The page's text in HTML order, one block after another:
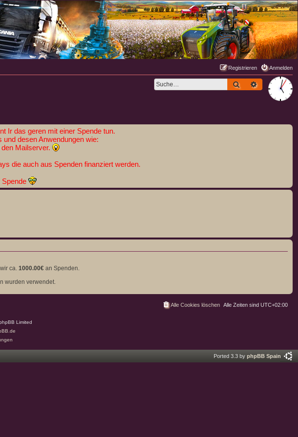
Anmelden
Registrieren
SucheErweiterte
Ir das geren mit einer Spende tun.
desen Anwendungen wie:
Mailserver.
die auch aus Spenden finanziert werden.
ca. 1000.00€ an Spenden.
wurden verwendet.
Alle Zeiten sind UTC+02:00
Alle Cookies löschen
Limited
Ported 3.3 by phpBB Spain